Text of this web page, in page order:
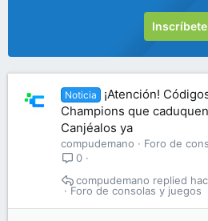
Inscríbete
Noticia
¡Atención!
Champions que
Canjéalos ya
compudemano
Foro de
0
Foro de consolas y juegos
compudemano